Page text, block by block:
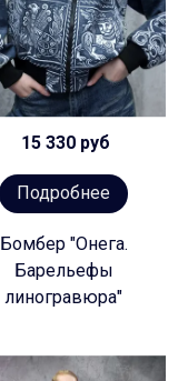
15 330 руб
Подробнее
Бомбер "Онега.
Барельефы
линогравюра"